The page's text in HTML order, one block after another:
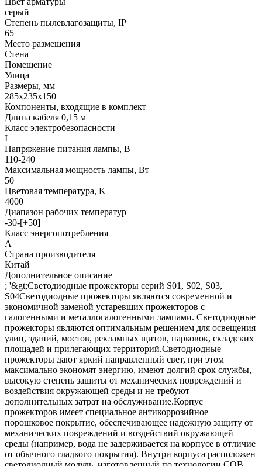
серый
Степень пылевлагозащиты, IP
65
Место размещения
Стена
Помещение
Улица
Размеры, мм
285х235х150
Компоненты, входящие в комплект
Длина кабеля 0,15 м
Класс электробезопасности
I
Напряжение питания лампы, В
110-240
Максимальная мощность лампы, Вт
50
Цветовая температура, K
4000
Диапазон рабочих температур
-30-[+50]
Класс энергопотребления
A
Страна производителя
Китай
Дополнительное описание
; '&gt;Светодиодные прожекторы серий S01, S02, S03,
S04Светодиодные прожекторы являются современной и
экономичной заменой устаревших прожекторов с
галогенными и металлогалогенными лампами. Светодиодные
прожекторы являются оптимальным решением для освещения
улиц, зданий, мостов, рекламных щитов, парковок, складских
площадей и прилегающих территорий.Светодиодные
прожекторы дают яркий направленный свет, при этом
максимально экономят энергию, имеют долгий срок службы,
высокую степень защиты от механических повреждений и
воздействия окружающей среды и не требуют
дополнительных затрат на обслуживание.Корпус
прожекторов имеет специальное антикоррозийное
порошковое покрытие, обеспечивающее надёжную защиту от
механических повреждений и воздействий окружающей
среды (например, вода не задерживается на корпусе в отличие
от обычного гладкого покрытия). Внутри корпуса расположен